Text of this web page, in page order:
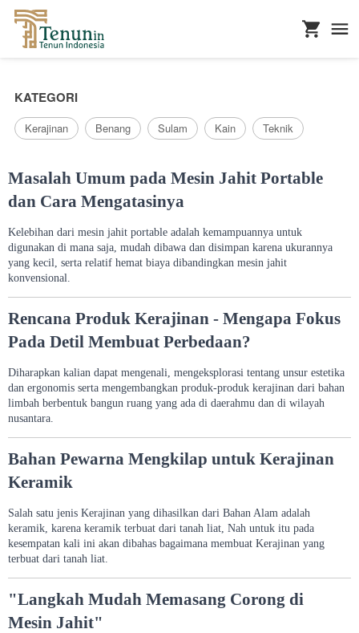
KATEGORI
Kerajinan Benang Sulam Kain Teknik
Masalah Umum pada Mesin Jahit Portable
dan Cara Mengatasinya
Kelebihan dari mesin jahit portable adalah kemampuannya untuk
digunakan di mana saja, mudah dibawa dan disimpan karena ukurannya
yang kecil, serta relatif hemat biaya dibandingkan mesin jahit
konvensional.
Rencana Produk Kerajinan - Mengapa Fokus
Pada Detil Membuat Perbedaan?
Diharapkan kalian dapat mengenali, mengeksplorasi tentang unsur estetika
dan ergonomis serta mengembangkan produk-produk kerajinan dari bahan
limbah berbentuk bangun ruang yang ada di daerahmu dan di wilayah
nusantara.
Bahan Pewarna Mengkilap untuk Kerajinan
Keramik
Salah satu jenis Kerajinan yang dihasilkan dari Bahan Alam adalah
keramik, karena keramik terbuat dari tanah liat, Nah untuk itu pada
kesempatan kali ini akan dibahas bagaimana membuat Kerajinan yang
terbuat dari tanah liat.
"Langkah Mudah Memasang Corong di
Mesin Jahit"